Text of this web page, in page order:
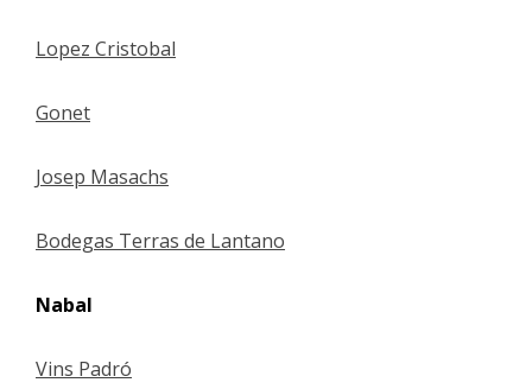
Lopez Cristobal
Gonet
Josep Masachs
Bodegas Terras de Lantano
Nabal
Vins Padró